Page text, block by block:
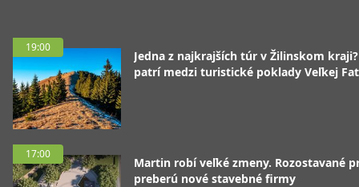
19:00
Jedna z najkrajších túr v Žilinskom
patrí medzi turistické poklady Veľkej
17:00
Martin robí veľké zmeny. Rozostavané
preberú nové stavebné firmy